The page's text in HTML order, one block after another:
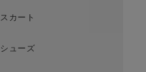
スカート
シューズ